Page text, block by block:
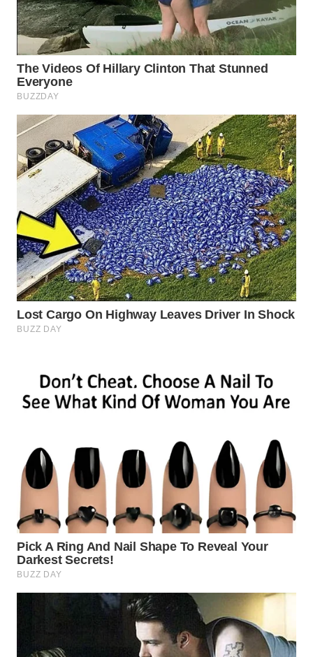
WN
SOLO
WN
BOROBUDUR
WN
MADURA
WN
SURABAYA
WN
NATUNA
WN
BINTAN
WN
WN
LIKUPANG
LABUANBAJO
WN
Wahana
Media
Group
NEWS
WAHANA